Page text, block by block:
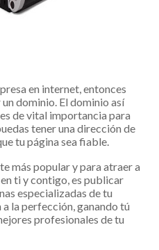
en internet, entonces
dominio. El dominio así
de vital importancia para
tener una dirección de
tu página sea fiable.
más popular y para atraer a
ti y contigo, es publicar
especializadas de tu
la perfección, ganando tú
profesionales de tu